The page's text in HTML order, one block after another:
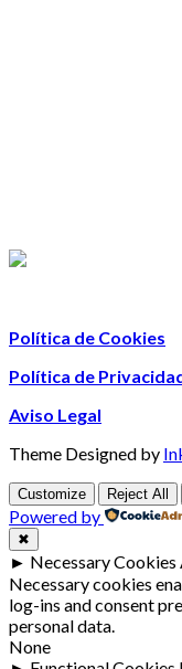
Política de Cookies
Política de
Aviso Legal
Theme Designed by
Customize Reject All
Powered by
✖
► Necessary Cookies
Necessary cookies
log-ins and consent
personal data.
None